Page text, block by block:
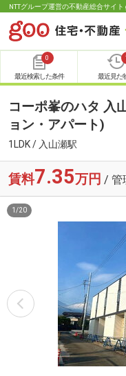
NTTグループ運営の不動産総合サイト
0
最近検索した条件 最近見た
コーポ峯のハタ 入
ョン・アパート)
1LDK / 入山瀬駅
賃料7.35万円 / 管
1 /20